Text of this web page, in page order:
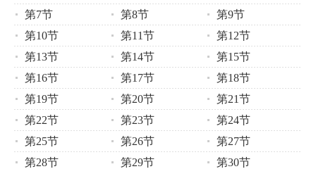
第7节
第8节
第9节
第10节
第11节
第12节
第13节
第14节
第15节
第16节
第17节
第18节
第19节
第20节
第21节
第22节
第23节
第24节
第25节
第26节
第27节
第28节
第29节
第30节